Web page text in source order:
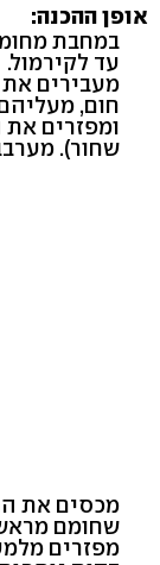
אופן ההכנה:
במחבת
עד לקירמול.
מעבירים
ומפזרים את
שחור).
מכסים את
שחומם מראש ל-130 מעלות למשך